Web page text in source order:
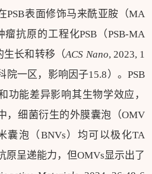
PSB表面修饰马来酰亚胺（MA
抗原的工程化PSB（PSB-MA
生长和转移（ACS Nano, 2023, 1
院一区，影响因子15.8）。PSB
功能差异影响其生物学效应，
，细菌衍生的外膜囊泡（OMV
囊泡（BNVs）均可以极化TA
原呈递能力，但OMVs显示出了